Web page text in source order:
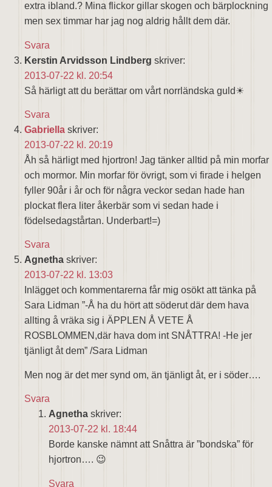
extra ibland.? Mina flickor gillar skogen och bärplockning
men sex timmar har jag nog aldrig hållt dem där.
Svara
Kerstin Arvidsson Lindberg skriver:
2013-07-22 kl. 20:54
Så härligt att du berättar om vårt norrländska guld☀
Svara
Gabriella skriver:
2013-07-22 kl. 20:19
Åh så härligt med hjortron! Jag tänker alltid på min morfar
och mormor. Min morfar för övrigt, som vi firade i helgen
fyller 90år i år och för några veckor sedan hade han
plockat flera liter åkerbär som vi sedan hade i
födelsedagstårtan. Underbart!=)
Svara
Agnetha skriver:
2013-07-22 kl. 13:03
Inlägget och kommentarerna får mig osökt att tänka på
Sara Lidman ”-Å ha du hört att söderut där dem hava
allting å vräka sig i ÄPPLEN Å VETE Å
ROSBLOMMEN,där hava dom int SNÅTTRA! -He jer
tjänligt åt dem” /Sara Lidman
Men nog är det mer synd om, än tjänligt åt, er i söder….
Svara
Agnetha skriver:
2013-07-22 kl. 18:44
Borde kanske nämnt att Snåttra är ”bondska” för
hjortron…. 😉
Svara